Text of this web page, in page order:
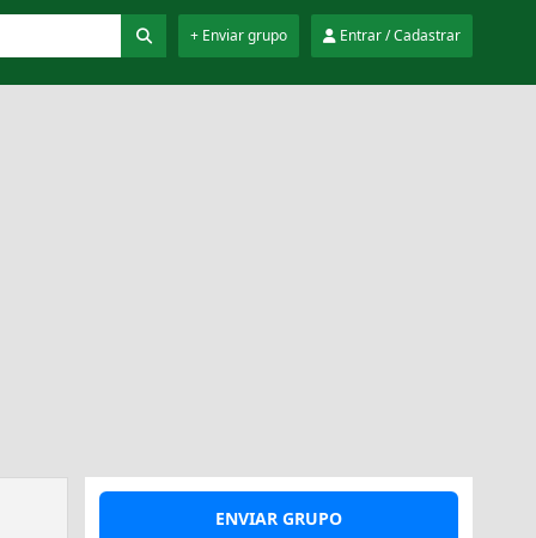
Entrar / Cadastrar
+ Enviar grupo
ENVIAR GRUPO